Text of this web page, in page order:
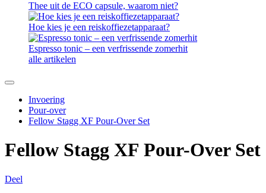
Thee uit de ECO capsule, waarom niet?
Hoe kies je een reiskoffiezetapparaat?
Espresso tonic – een verfrissende zomerhit
alle artikelen
Invoering
Pour-over
Fellow Stagg XF Pour-Over Set
Fellow Stagg XF Pour-Over Set
Deel